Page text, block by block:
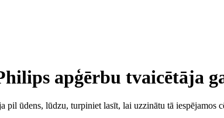
apģērbu tvaicētāja
pil ūdens, lūdzu, turpiniet lasīt, lai uzzinātu tā iespējamos